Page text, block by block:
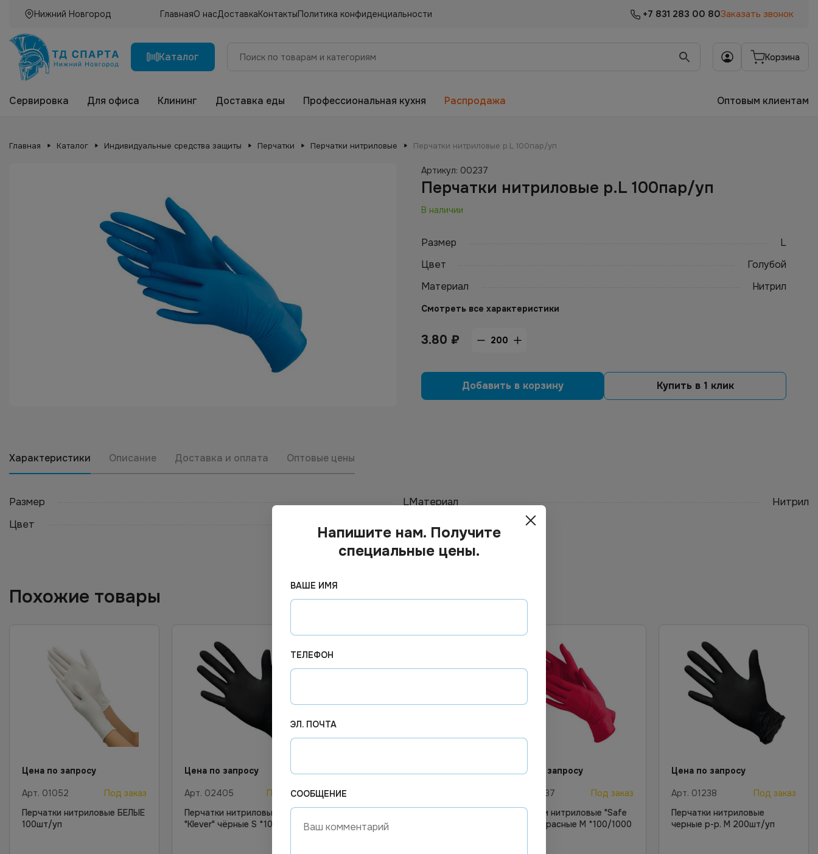
Нижний Новгород ГлавнаяО насДоставкаКонтактыПолитика конфиденциальности +7 831 283 00 80Заказать звонок
Каталог Корзина
Сервировка Для офиса Клининг Доставка еды Профессиональная кухня Распродажа Оптовым клиентам
Главная Каталог Индивидуальные средства защиты Перчатки Перчатки нитриловые Перчатки нитриловые р.L 100пар/уп
Артикул: 00237
Перчатки нитриловые р.L 100пар/уп
В наличии
Размер
L
Цвет
Голубой
Материал
Нитрил
Смотреть все характеристики
3.80 ₽
Добавить в корзину Купить в 1 клик
Характеристики Описание Доставка и оплата Оптовые цены
Размер
L
Цвет
Материал Нитрил
Похожие товары
Цена по запросу
Арт. 01052
Под заказ
Перчатки нитриловые БЕЛЫЕ
100шт/уп
Цена по запросу
Арт. 02405
Под заказ
Перчатки нитриловые
"Klever" чёрные S *100/1000
5.77₽
& Care" красные L *100/1000
Цена по запросу
01037
Под заказ
Перчатки нитриловые "Safe
& Care" красные M *100/1000
Цена по запросу
Арт. 01238
Под заказ
Перчатки нитриловые
черные р-р. M 200шт/уп
Напишите нам. Получите
специальные цены.
ВАШЕ ИМЯ
ТЕЛЕФОН
ЭЛ. ПОЧТА
СООБЩЕНИЕ